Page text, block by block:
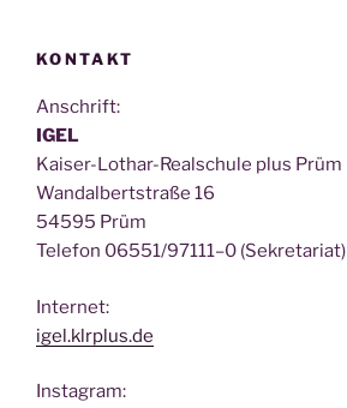
KONTAKT
Anschrift:
IGEL
Kai­ser-Lothar-Real­schu­le plus Prüm
Wan­dal­bert­stra­ße 16
54595 Prüm
Tele­fon 06551/97111–0 (Sekre­ta­ri­at)
Inter­net:
igel.klrplus.de
Insta­gram: